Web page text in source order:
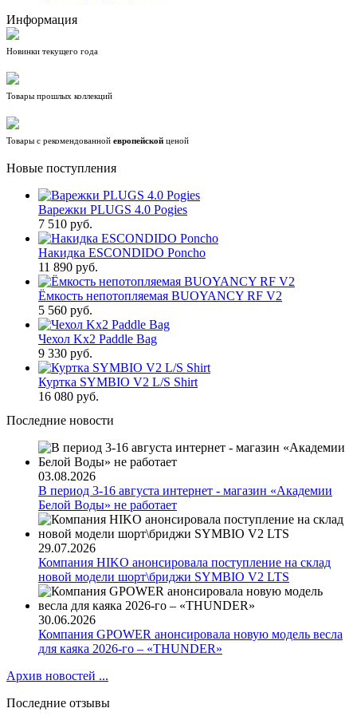
Информация
Новинки текущего года
Товары прошлых коллекций
Товары с рекомендованной европейской ценой
Новые поступления
Варежки PLUGS 4.0 Pogies
7 510 руб.
Накидка ESCONDIDO Poncho
11 890 руб.
Ёмкость непотопляемая BUOYANCY RF V2
5 560 руб.
Чехол Kx2 Paddle Bag
9 330 руб.
Куртка SYMBIO V2 L/S Shirt
16 080 руб.
Последние новости
03.08.2026
В период 3-16 августа интернет - магазин «Академии
Белой Воды» не работает
29.07.2026
Компания HIKO анонсировала поступление на склад
новой модели шорт\бриджи SYMBIO V2 LTS
30.06.2026
Компания GPOWER анонсировала новую модель весла
для каяка 2026-го – «THUNDER»
Архив новостей ...
Последние отзывы